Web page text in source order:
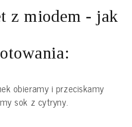
z miodem - jak
obieramy i przeciskamy
sok z cytryny.